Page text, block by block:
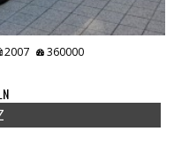
2007 360000